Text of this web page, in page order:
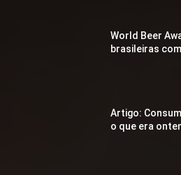
World Beer
brasileiras
Artigo:
o que era